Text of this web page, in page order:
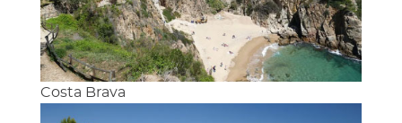
Costa Brava